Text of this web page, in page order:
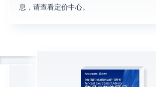
息，请查看定价中心。